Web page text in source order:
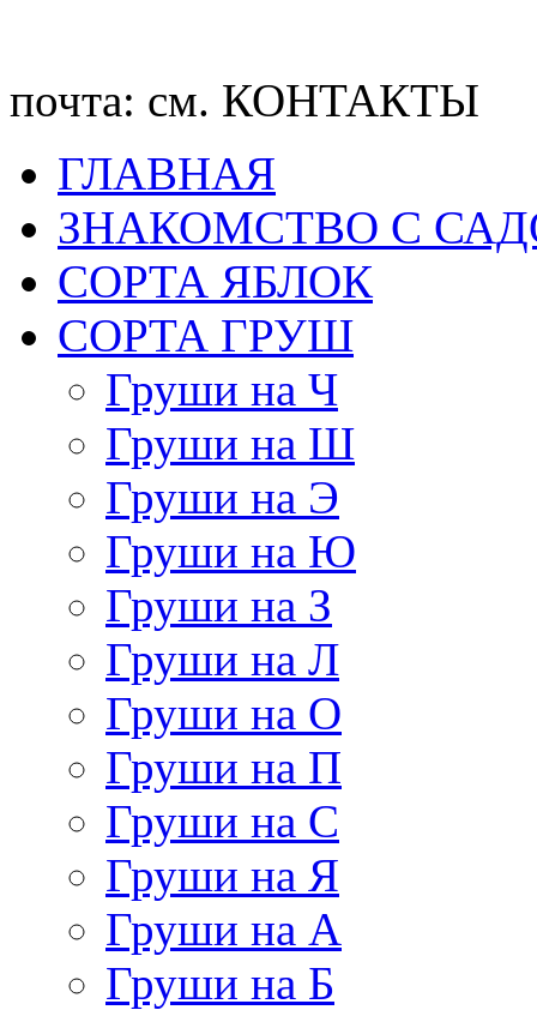
почта: см. КОНТАКТЫ
ГЛАВНАЯ
ЗНАКОМСТВО С
CОРТА ЯБЛОК
СОРТА ГРУШ
Груши на Ч
Груши на Ш
Груши на Э
Груши на Ю
Груши на З
Груши на Л
Груши на О
Груши на П
Груши на С
Груши на Я
Груши на А
Груши на Б